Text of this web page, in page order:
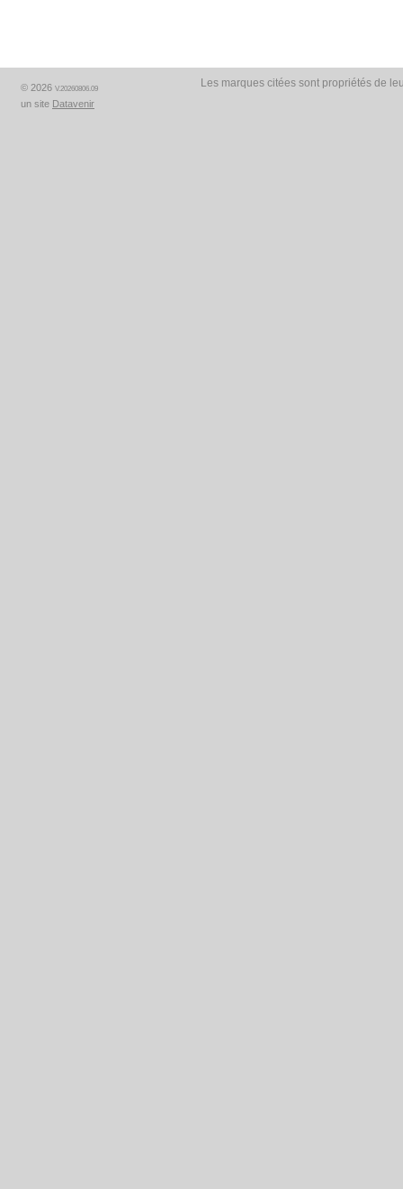
© 2026 V.20260806.09
un site Datavenir
Les marques citées sont propriétés de